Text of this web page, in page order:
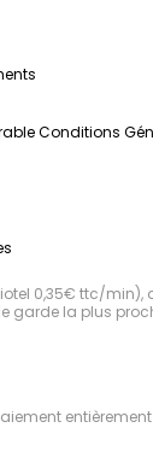
Conditions
0,35€ ttc/
garde la plus